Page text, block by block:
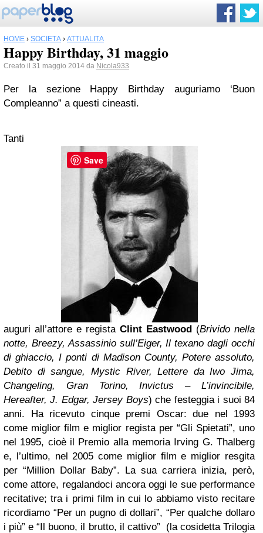
HOME › SOCIETÀ › ATTUALITÀ
Happy Birthday, 31 maggio
Creato il 31 maggio 2014 da Nicola933
Per la sezione Happy Birthday auguriamo ‘Buon
Compleanno” a questi cineasti.
Tanti
auguri all’attore e regista Clint Eastwood (Brivido nella
notte, Breezy, Assassinio sull’Eiger, Il texano dagli occhi
di ghiaccio, I ponti di Madison County, Potere assoluto,
Debito di sangue, Mystic River, Lettere da Iwo Jima,
Changeling, Gran Torino, Invictus – L’invincibile,
Hereafter, J. Edgar, Jersey Boys) che festeggia i suoi 84
anni. Ha ricevuto cinque premi Oscar: due nel 1993
come miglior film e miglior regista per “Gli Spietati”, uno
nel 1995, cioè il Premio alla memoria Irving G. Thalberg
e, l’ultimo, nel 2005 come miglior film e miglior resgita
per “Million Dollar Baby”. La sua carriera inizia, però,
come attore, regalandoci ancora oggi le sue performance
recitative; tra i primi film in cui lo abbiamo visto recitare
ricordiamo “Per un pugno di dollari”, “Per qualche dollaro
i più” e “Il buono, il brutto, il cattivo” (la cosidetta Trilogia
Save